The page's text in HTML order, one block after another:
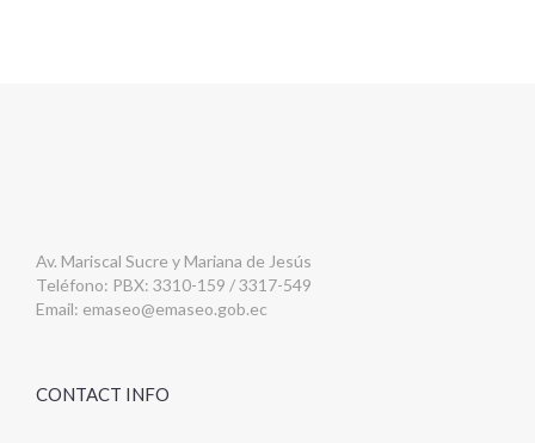
Av. Mariscal Sucre y Mariana de Jesús
Teléfono: PBX: 3310-159 / 3317-549
Email: emaseo@emaseo.gob.ec
CONTACT INFO